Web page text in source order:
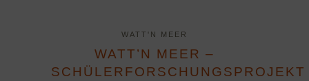
WATT'N MEER
WATT’N MEER –
SCHÜLERFORSCHUNGSPROJEKT